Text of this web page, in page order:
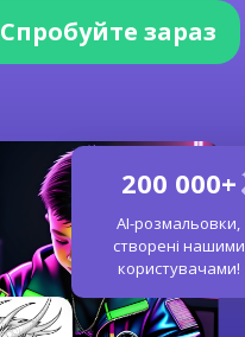
Спробуйте зараз
200 000+
AI-розмальовки,
створені нашими
користувачами!